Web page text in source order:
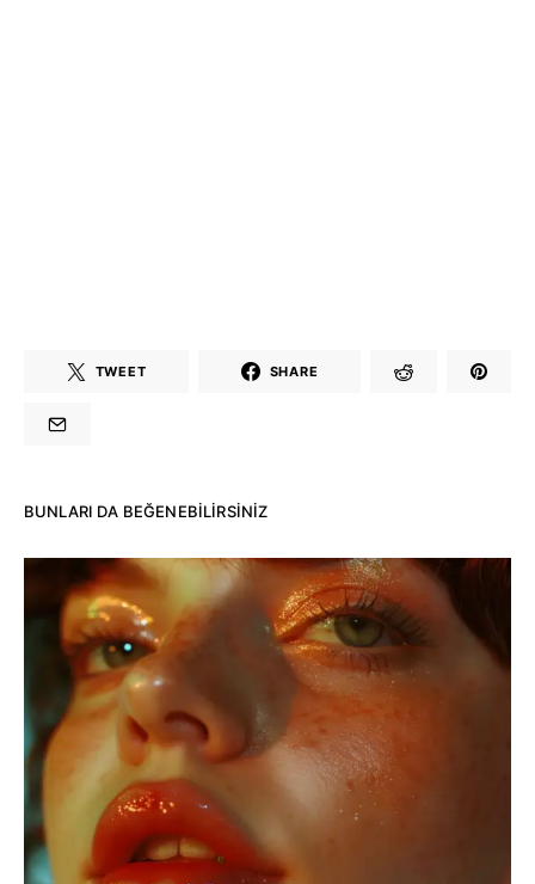
TWEET SHARE
BUNLARI DA BEĞENEBILIRSINIZ